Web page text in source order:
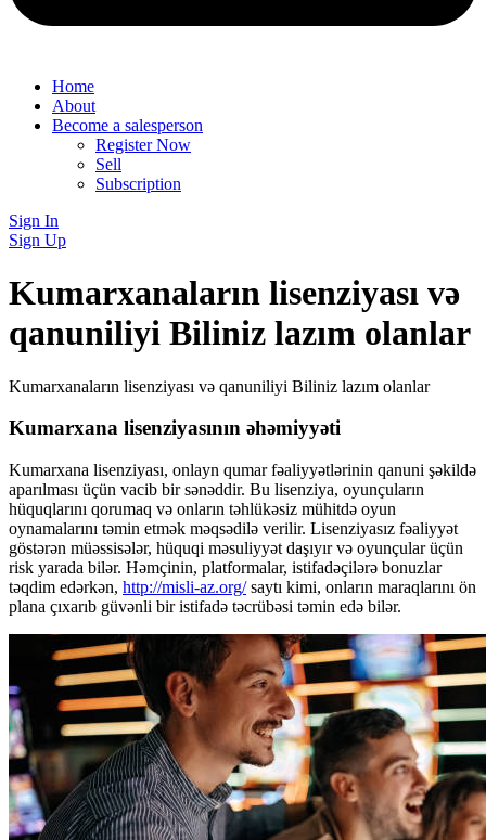
Home
About
Become a salesperson
Register Now
Sell
Subscription
Sign In
Sign Up
Kumarxanaların lisenziyası və
qanuniliyi Biliniz lazım olanlar
Kumarxanaların lisenziyası və qanuniliyi Biliniz lazım olanlar
Kumarxana lisenziyasının əhəmiyyəti
Kumarxana lisenziyası, onlayn qumar fəaliyyətlərinin qanuni şəkildə
aparılması üçün vacib bir sənəddir. Bu lisenziya, oyunçuların
hüquqlarını qorumaq və onların təhlükəsiz mühitdə oyun
oynamalarını təmin etmək məqsədilə verilir. Lisenziyasız fəaliyyət
göstərən müəssisələr, hüquqi məsuliyyət daşıyır və oyunçular üçün
risk yarada bilər. Həmçinin, platformalar, istifadəçilərə bonuzlar
təqdim edərkən, http://misli-az.org/saytı kimi, onların maraqlarını ön
plana çıxarıb güvənli bir istifadə təcrübəsi təmin edə bilər.